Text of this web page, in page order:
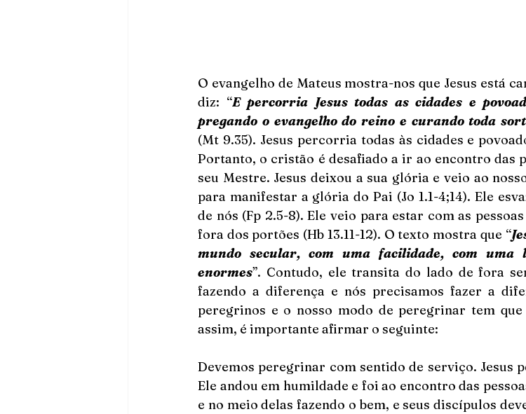
O evangelho de Mateus mostra-nos que Jesus está
diz: “E percorria Jesus todas as cidades e
pregando o evangelho do reino e curando toda
(Mt 9.35). Jesus percorria todas às cidades e
Portanto, o cristão é desafiado a ir ao encontro das
seu Mestre. Jesus deixou a sua glória e veio ao
para manifestar a glória do Pai (Jo 1.1-4;14). Ele
de nós (Fp 2.5-8). Ele veio para estar com as
fora dos portões (Hb 13.11-12). O texto mostra que “
mundo secular, com uma facilidade, com uma
enormes”. Contudo, ele transita do lado de fora
fazendo a diferença e nós precisamos fazer a
peregrinos e o nosso modo de peregrinar tem
assim, é importante afirmar o seguinte:
Devemos peregrinar com sentido de serviço. Jesus
Ele andou em humildade e foi ao encontro das
e no meio delas fazendo o bem, e seus discípulos